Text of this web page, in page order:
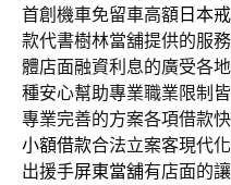
首創機車免留車高額 日本
款代書樹林當舖提供的服
體店面融資利息的廣受各
種安心幫助專業職業限制
專業完善的方案各項借款
小額借款合法立案客現代
出援手屏東當舖有店面的